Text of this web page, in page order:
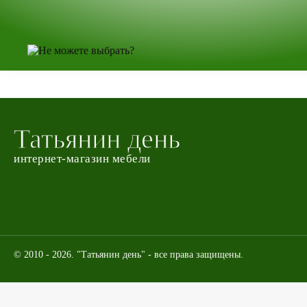
Татьянин день
интернет-магазин мебели
© 2010 - 2026. "Татьянин день" - все права защищены.